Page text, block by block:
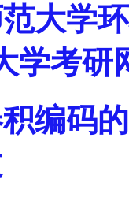
大学
学考研
编码